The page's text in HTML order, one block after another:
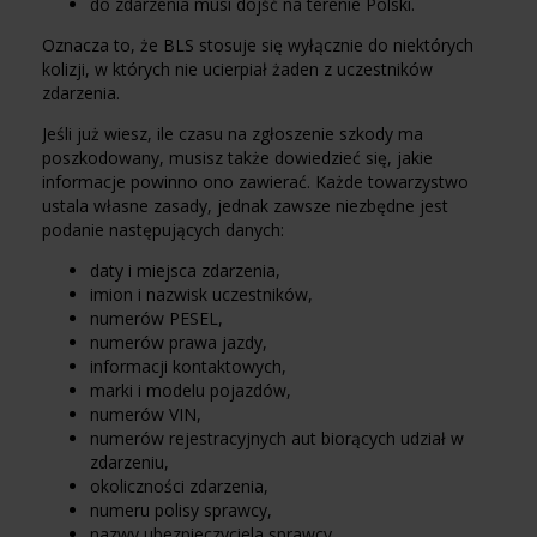
Oznacza to, że BLS stosuje się wyłącznie do niektórych
kolizji, w których nie ucierpiał żaden z uczestników
zdarzenia.
Jeśli już wiesz, ile czasu na zgłoszenie szkody ma
poszkodowany, musisz także dowiedzieć się, jakie
informacje powinno ono zawierać. Każde towarzystwo
ustala własne zasady, jednak zawsze niezbędne jest
podanie następujących danych:
daty i miejsca zdarzenia,
imion i nazwisk uczestników,
numerów PESEL,
numerów prawa jazdy,
informacji kontaktowych,
marki i modelu pojazdów,
numerów VIN,
numerów rejestracyjnych aut biorących udział w
zdarzeniu,
okoliczności zdarzenia,
numeru polisy sprawcy,